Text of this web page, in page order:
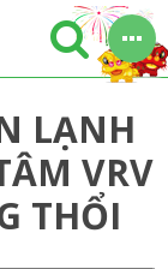
LẠNH
VRV
THỔI